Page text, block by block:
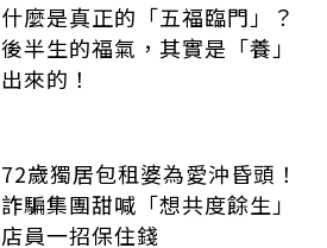
什麼是真正的「五福臨門」？
後半生的福氣，其實是「養」
出來的！
72歲獨居包租婆為愛沖昏頭！
詐騙集團甜喊「想共度餘生」
店員一招保住錢